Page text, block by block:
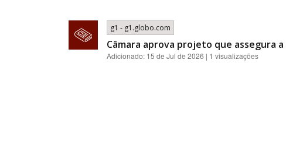
g1 - g1.globo.com
Câmara aprova projeto que assegura
Adicionado: 15 de Jul de 2026 | 1 visualizações